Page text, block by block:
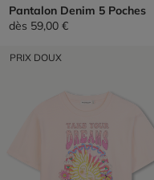
Pantalon Denim 5 Poches
dès 59,00 €
PRIX DOUX